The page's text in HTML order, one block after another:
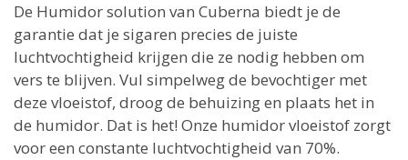
De Humidor solution van Cuberna biedt je de
garantie dat je sigaren precies de juiste
luchtvochtigheid krijgen die ze nodig hebben om
vers te blijven. Vul simpelweg de bevochtiger met
deze vloeistof, droog de behuizing en plaats het in
de humidor. Dat is het! Onze humidor vloeistof zorgt
voor een constante luchtvochtigheid van 70%.